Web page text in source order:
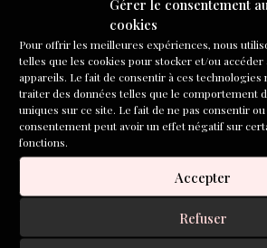
Gérer le consentement
cookies
Pour offrir les meilleures expériences, nous
telles que les cookies pour stocker et/ou accéder
appareils. Le fait de consentir à ces technologies
traiter des données telles que le comportement
uniques sur ce site. Le fait de ne pas consentir
consentement peut avoir un effet négatif sur
fonctions.
Accepter
Refuser
Au service des auteurs, le